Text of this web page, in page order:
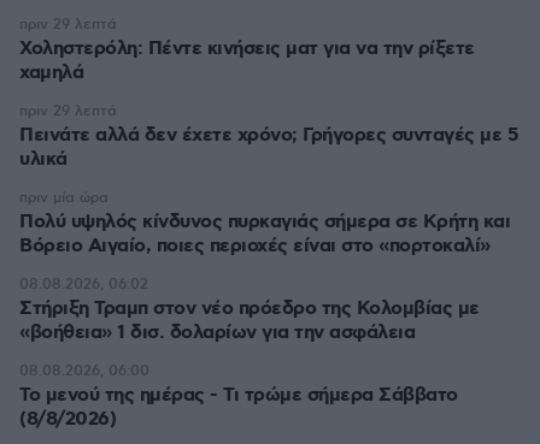
Χοληστερόλη: Πέντε κινήσεις ματ για να την ρίξετε
χαμηλά
πριν 29 λεπτά
Πεινάτε αλλά δεν έχετε χρόνο; Γρήγορες συνταγές με 5
υλικά
πριν 29 λεπτά
Πολύ υψηλός κίνδυνος πυρκαγιάς σήμερα σε Κρήτη και
Βόρειο Αιγαίο, ποιες περιοχές είναι στο «πορτοκαλί»
πριν μία ώρα
Στήριξη Τραμπ στον νέο πρόεδρο της Κολομβίας με
«βοήθεια» 1 δισ. δολαρίων για την ασφάλεια
08.08.2026, 06:02
Το μενού της ημέρας - Τι τρώμε σήμερα Σάββατο
(8/8/2026)
08.08.2026, 06:00